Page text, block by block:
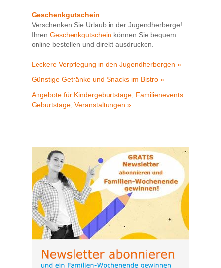
Geschenkgutschein
Verschenken Sie Urlaub in der Jugendherberge!
Ihren Geschenkgutschein können Sie bequem
online bestellen und direkt ausdrucken.
Leckere Verpflegung in den Jugendherbergen »
Günstige Getränke und Snacks im Bistro »
Angebote für Kindergeburtstage, Familienevents,
Geburtstage, Veranstaltungen »